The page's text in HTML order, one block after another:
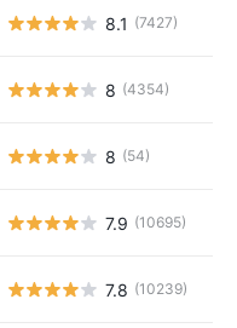
8.1 (7427)
8 (4354)
8 (54)
7.9 (10695)
7.8 (10239)